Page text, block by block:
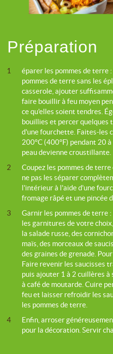
Préparation
1
éparer les pommes de terre
pommes de terre sans les
casserole, ajouter
faire bouillir à feu moyen
ce qu'elles soient tendres.
bouillies et percer quelques
d'une fourchette. Faites-les
200°C (400°F) pendant 20
peau devienne croustillante.
2
Coupez les pommes de
ne pas les séparer
l'intérieur à l'aide d'une
fromage râpé et une pincée
3
Garnir les pommes de terre
les garnitures de votre
la salade russe, des
maïs, des morceaux de
des graines de grenade.
Faire revenir les saucisses
puis ajouter 1 à 2 cuillères
à café de moutarde. Cuire
feu et laisser refroidir les
les pommes de terre.
4
Enfin, arroser
pour la décoration. Servir